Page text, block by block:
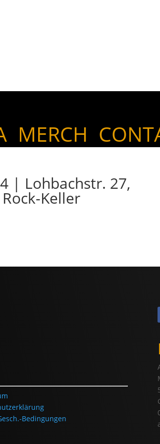
MERCH
| Lohbachstr. 27,
Keller
Bedingungen